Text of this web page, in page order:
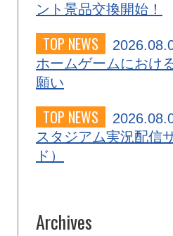
ント景品交換開始！
TOP NEWS
ホームゲームにおけ
願い
TOP NEWS
スタジアム実況配信
ド）
Archives